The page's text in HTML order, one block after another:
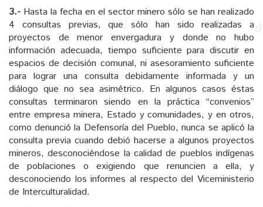
3.- Hasta la fecha en el sector minero sólo se han realizado
4 consultas previas, que sólo han sido realizadas a
proyectos de menor envergadura y donde no hubo
información adecuada, tiempo suficiente para discutir en
espacios de decisión comunal, ni asesoramiento suficiente
para lograr una consulta debidamente informada y un
diálogo que no sea asimétrico. En algunos casos éstas
consultas terminaron siendo en la práctica “convenios”
entre empresa minera, Estado y comunidades, y en otros,
como denunció la Defensoría del Pueblo, nunca se aplicó la
consulta previa cuando debió hacerse a algunos proyectos
mineros, desconociéndose la calidad de pueblos indígenas
de poblaciones o exigiendo que renuncien a ella, y
desconociendo los informes al respecto del Viceministerio
de Interculturalidad.